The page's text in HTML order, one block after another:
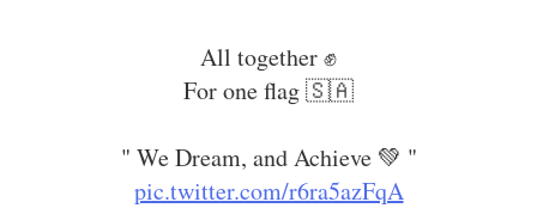
All together ✊
For one flag 🇸🇦
" We Dream, and Achieve 💚 "
pic.twitter.com/r6ra5azFqA